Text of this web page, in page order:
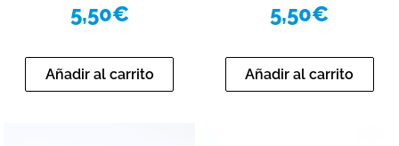
5,50€
Añadir al carrito
5,50€
Añadir al carrito